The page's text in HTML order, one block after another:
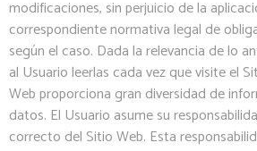
modificaciones, sin perjuicio de la
correspondiente normativa legal de
según el caso. Dada la relevancia de lo
al Usuario leerlas cada vez que visite el
Web proporciona gran diversidad de
datos. El Usuario asume su
correcto del Sitio Web. Esta